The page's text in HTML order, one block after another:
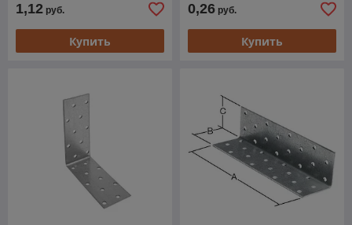
1,12 руб.
Купить
0,26 руб.
Купить